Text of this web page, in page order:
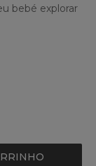
bebé explorar